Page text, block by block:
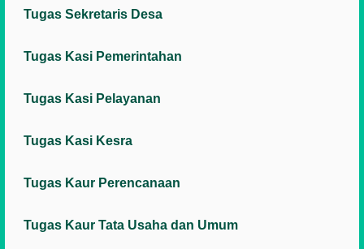
Tugas Sekretaris Desa
Tugas Kasi Pemerintahan
Tugas Kasi Pelayanan
Tugas Kasi Kesra
Tugas Kaur Perencanaan
Tugas Kaur Tata Usaha dan Umum